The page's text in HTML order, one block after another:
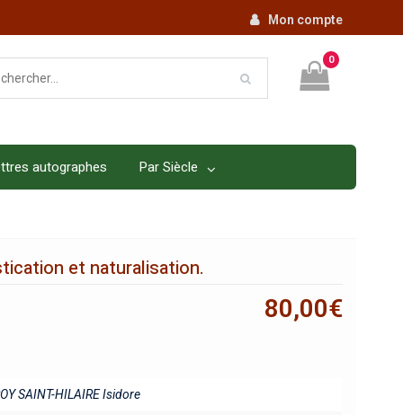
Mon compte
0
autographes Par Siècle
et naturalisation.
80,00€
SAINT-HILAIRE Isidore